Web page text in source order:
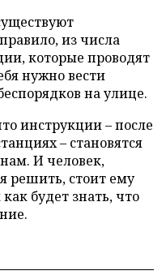
из числа
которые проводят
нужно вести
на улице.
инструкции – после
– становятся
И человек,
решить, стоит ему
будет знать, что